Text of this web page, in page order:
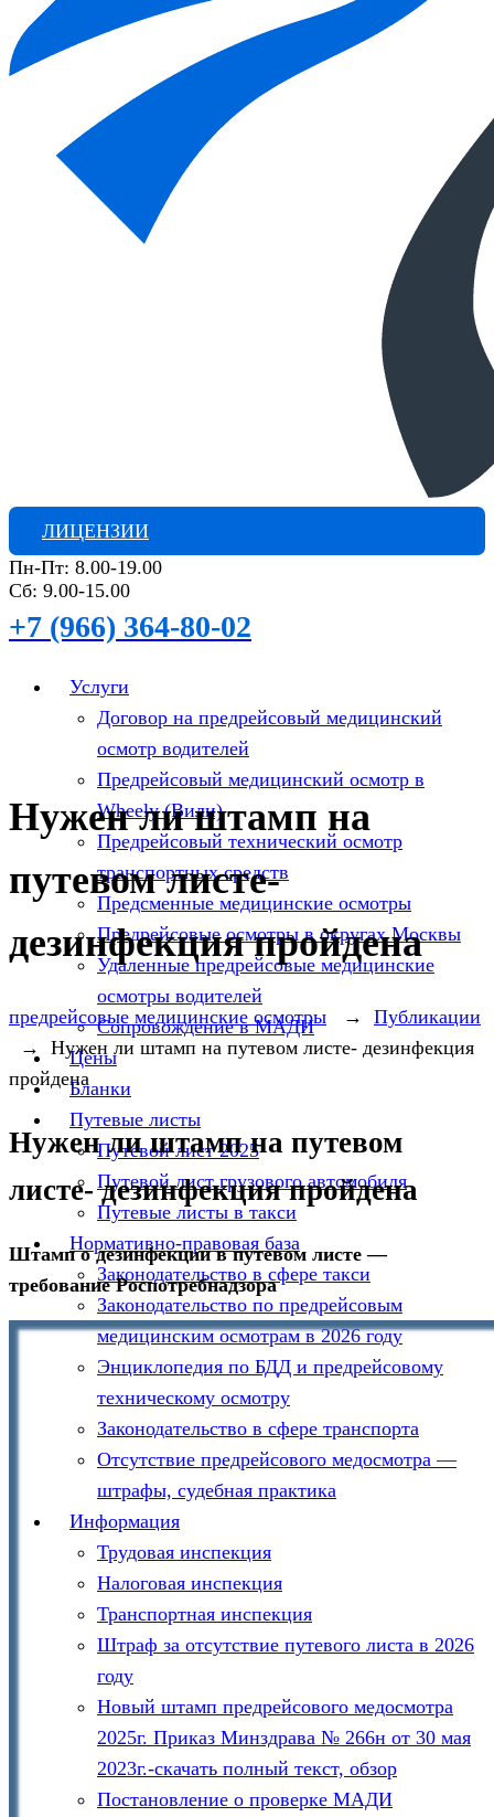
ЛИЦЕНЗИИ
Пн-Пт: 8.00-19.00
Сб: 9.00-15.00
+7 (966) 364-80-02
Услуги
Договор на предрейсовый медицинский
осмотр водителей
Предрейсовый медицинский осмотр в
Wheely (Вили)
Предрейсовый технический осмотр
транспортных средств
Предсменные медицинские осмотры
Предрейсовые осмотры в округах Москвы
Удаленные предрейсовые медицинские
осмотры водителей
Сопровождение в МАДИ
Цены
Бланки
Путевые листы
Путевой лист 2025
Путевой лист грузового автомобиля
Путевые листы в такси
Нормативно-правовая база
Законодательство в сфере такси
Законодательство по предрейсовым
медицинским осмотрам в 2026 году
Энциклопедия по БДД и предрейсовому
техническому осмотру
Законодательство в сфере транспорта
Отсутствие предрейсового медосмотра —
штрафы, судебная практика
Информация
Трудовая инспекция
Налоговая инспекция
Транспортная инспекция
Штраф за отсутствие путевого листа в 2026
году
Новый штамп предрейсового медосмотра
2025г. Приказ Минздрава № 266н от 30 мая
2023г.-скачать полный текст, обзор
Постановление о проверке МАДИ
Нужен ли штамп на
путевом листе-
дезинфекция пройдена
предрейсовые медицинские осмотры → Публикации
→ Нужен ли штамп на путевом листе- дезинфекция
пройдена
Нужен ли штамп на путевом
листе- дезинфекция пройдена
Штамп о дезинфекции в путевом листе —
требование Роспотребнадзора